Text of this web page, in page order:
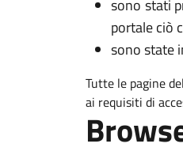
sono stati
portale ciò
sono state
Tutte le pagine
ai requisiti di